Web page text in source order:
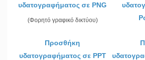
υδατογραφήματος σε PNG
(Φορητό γραφικό δικτύου)
Προσθήκη
υδατογραφήματος σε PPT